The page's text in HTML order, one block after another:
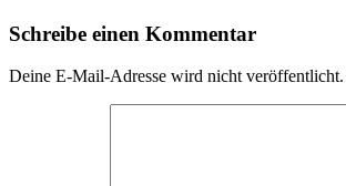
Schreibe einen Kommentar
Deine E-Mail-Adresse wird nicht veröffentlicht.